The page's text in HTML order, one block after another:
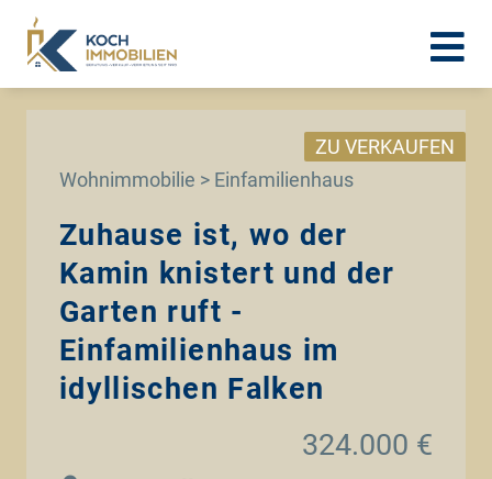
Wohnimmobilie > Einfamilienhaus
ZU VERKAUFEN
Zuhause ist, wo der
Kamin knistert und der
Garten ruft -
Einfamilienhaus im
idyllischen Falken
324.000 €